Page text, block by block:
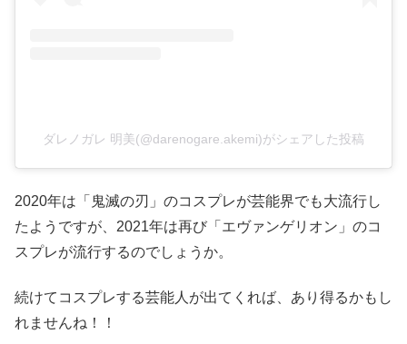
ダレノガレ 明美(@darenogare.akemi)がシェアした投稿
2020年は「鬼滅の刃」のコスプレが芸能界でも大流行し
たようですが、2021年は再び「エヴァンゲリオン」のコ
スプレが流行するのでしょうか。
続けてコスプレする芸能人が出てくれば、あり得るかもし
れませんね！！